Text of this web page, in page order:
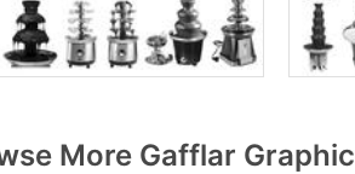
More Gafflar